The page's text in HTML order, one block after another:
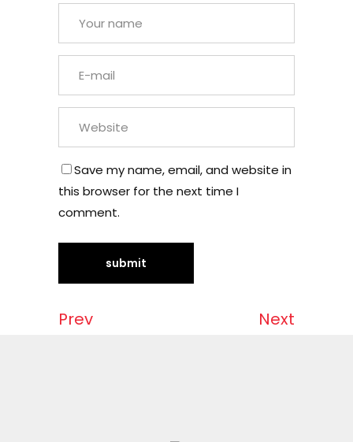
Save my name, email, and website in
this browser for the next time I
comment.
Prev Next